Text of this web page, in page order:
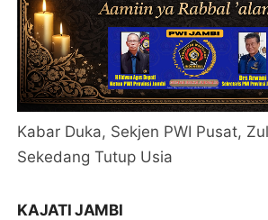
Kabar Duka, Sekjen PWI Pusat,
Sekedang Tutup Usia
KAJATI JAMBI